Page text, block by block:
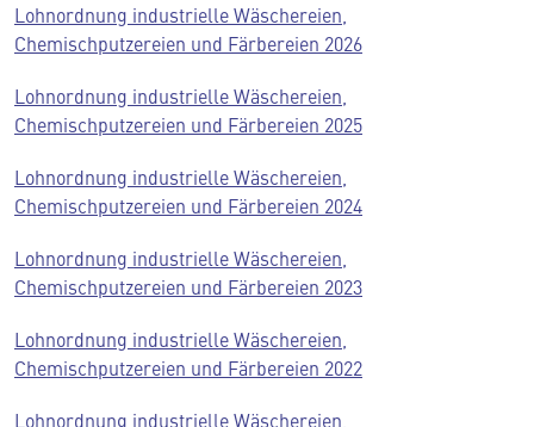
Lohnordnung industrielle Wäschereien,
Chemischputzereien und Färbereien 2026
Lohnordnung industrielle Wäschereien,
Chemischputzereien und Färbereien 2025
Lohnordnung industrielle Wäschereien,
Chemischputzereien und Färbereien 2024
Lohnordnung industrielle Wäschereien,
Chemischputzereien und Färbereien 2023
Lohnordnung industrielle Wäschereien,
Chemischputzereien und Färbereien 2022
Lohnordnung industrielle Wäschereien,